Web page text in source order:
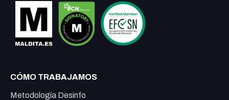
CÓMO TRABAJAMOS
Metodología Desinfo